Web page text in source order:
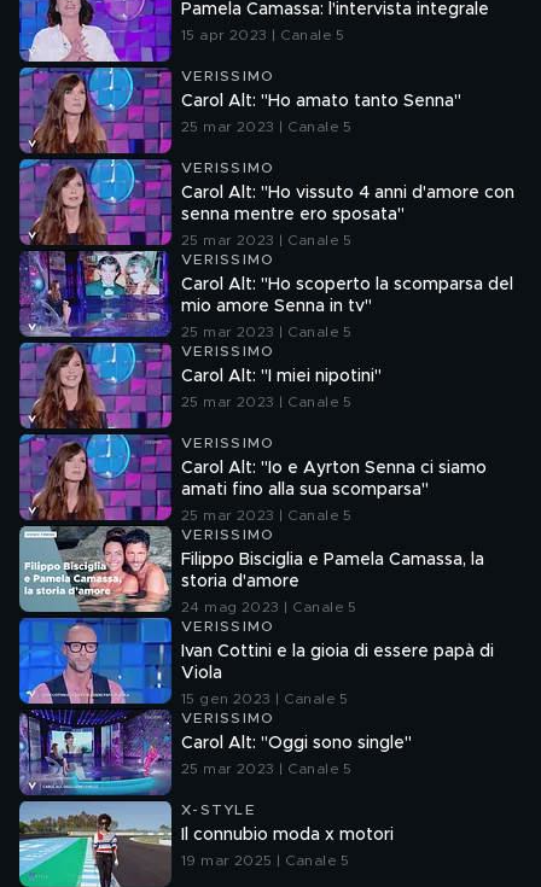
Pamela Camassa: l'intervista integrale
15 apr 2023 | Canale 5
VERISSIMO
Carol Alt: "Ho amato tanto Senna"
25 mar 2023 | Canale 5
VERISSIMO
Carol Alt: "Ho vissuto 4 anni d'amore con
senna mentre ero sposata"
25 mar 2023 | Canale 5
VERISSIMO
Carol Alt: "Ho scoperto la scomparsa del
mio amore Senna in tv"
25 mar 2023 | Canale 5
VERISSIMO
Carol Alt: "I miei nipotini"
25 mar 2023 | Canale 5
VERISSIMO
Carol Alt: "Io e Ayrton Senna ci siamo
amati fino alla sua scomparsa"
25 mar 2023 | Canale 5
VERISSIMO
Filippo Bisciglia e Pamela Camassa, la
storia d'amore
24 mag 2023 | Canale 5
VERISSIMO
Ivan Cottini e la gioia di essere papà di
Viola
15 gen 2023 | Canale 5
VERISSIMO
Carol Alt: "Oggi sono single"
25 mar 2023 | Canale 5
X-STYLE
Il connubio moda x motori
19 mar 2025 | Canale 5